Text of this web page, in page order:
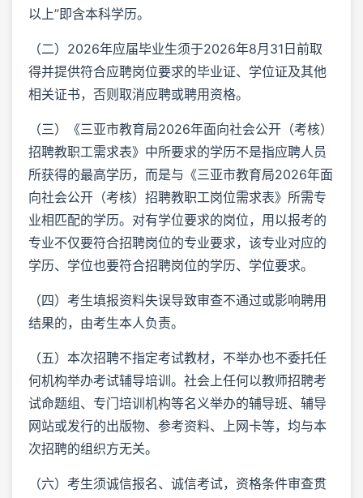
以上”即含本科学历。
（二）2026年应届毕业生须于2026年8月31日前取
得并提供符合应聘岗位要求的毕业证、学位证及其他
相关证书，否则取消应聘或聘用资格。
（三）《三亚市教育局2026年面向社会公开（考核）
招聘教职工需求表》中所要求的学历不是指应聘人员
所获得的最高学历，而是与《三亚市教育局2026年面
向社会公开（考核）招聘教职工岗位需求表》所需专
业相匹配的学历。对有学位要求的岗位，用以报考的
专业不仅要符合招聘岗位的专业要求，该专业对应的
学历、学位也要符合招聘岗位的学历、学位要求。
（四）考生填报资料失误导致审查不通过或影响聘用
结果的，由考生本人负责。
（五）本次招聘不指定考试教材，不举办也不委托任
何机构举办考试辅导培训。社会上任何以教师招聘考
试命题组、专门培训机构等名义举办的辅导班、辅导
网站或发行的出版物、参考资料、上网卡等，均与本
次招聘的组织方无关。
（六）考生须诚信报名、诚信考试，资格条件审查贯